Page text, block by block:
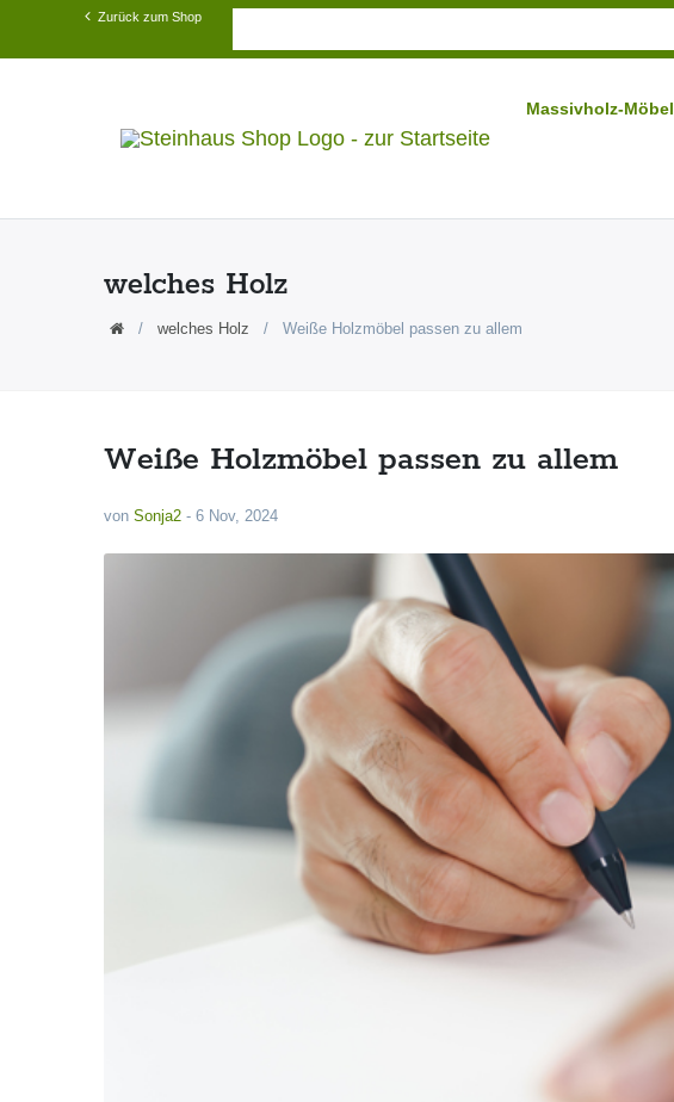
Zurück zum Shop
Massivholz-Möbel
welches Holz
welches Holz Weiße Holzmöbel passen zu allem
Weiße Holzmöbel passen zu allem
von Sonja2 - 6 Nov, 2024